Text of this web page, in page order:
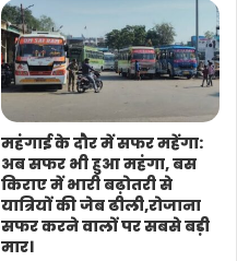
महंगाई के दौर में सफर महेंगा:
अब सफर भी हुआ महंगा, बस
किराए में भारी बढ़ोतरी से
यात्रियों की जेब ढीली,रोजाना
सफर करने वालों पर सबसे बड़ी
मार।